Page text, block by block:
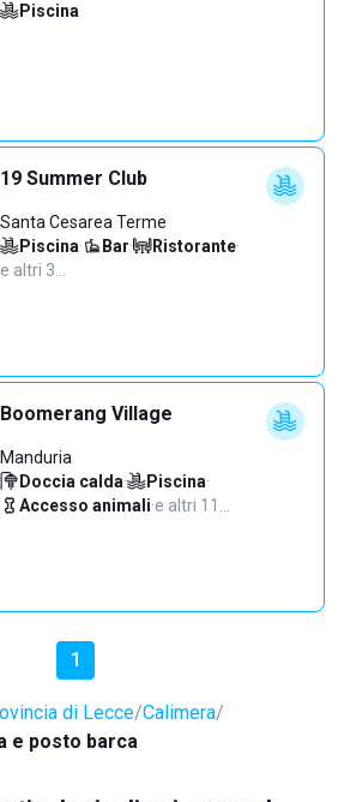
Piscina
19 Summer Club
Santa Cesarea Terme
Piscina· Bar· Ristorante·
e altri 3…
Boomerang Village
Manduria
Doccia calda· Piscina·
Accesso animali·e altri 11…
1
di Lecce Calimera
e posto barca